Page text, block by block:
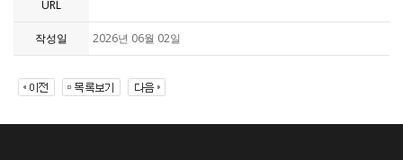
URL
작성일 2026년 06월 02일